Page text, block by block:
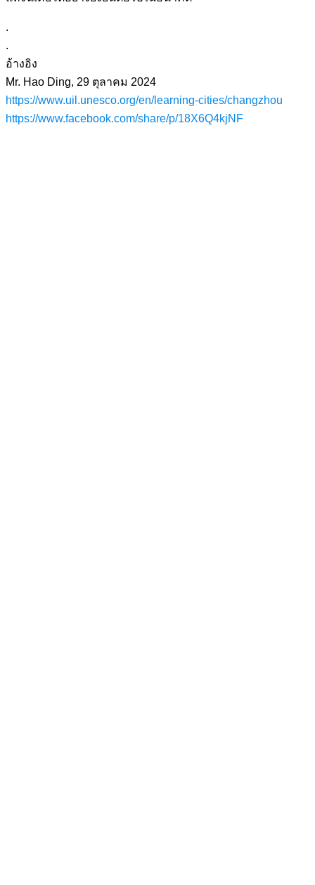
.
.
อ้างอิง
Mr. Hao Ding, 29 ตุลาคม 2024
https://www.uil.unesco.org/en/learning-cities/changzhou
https://www.facebook.com/share/p/18X6Q4kjNF